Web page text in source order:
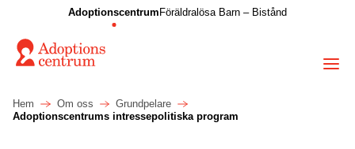
Adoptionscentrum Föräldralösa Barn – Bistånd
Hem Om oss
Grundpelare
Adoptionscentrums intressepolitiska program